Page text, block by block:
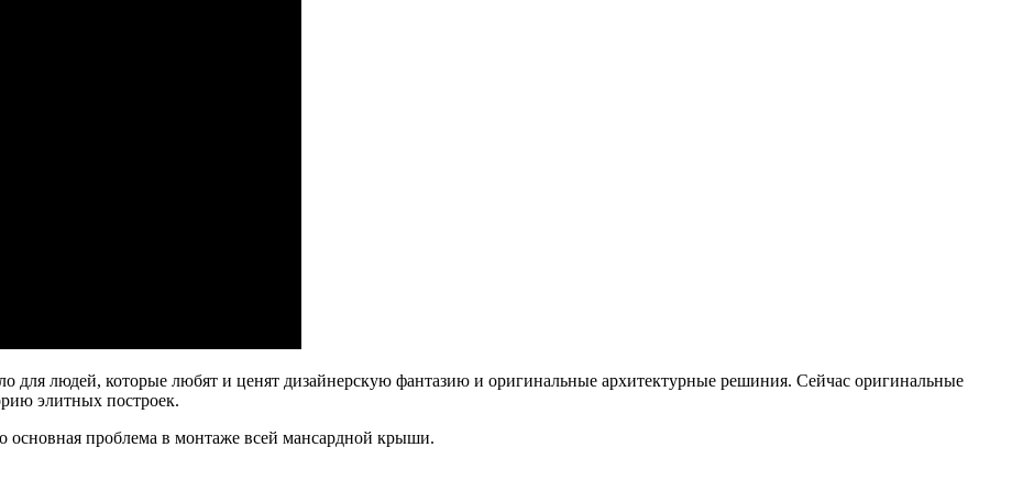
для людей, которые любят и ценят дизайнерскую фантазию и оригинальные архитектурные решиния. Сейчас оригинальные
элитных построек.
основная проблема в монтаже всей мансардной крыши.